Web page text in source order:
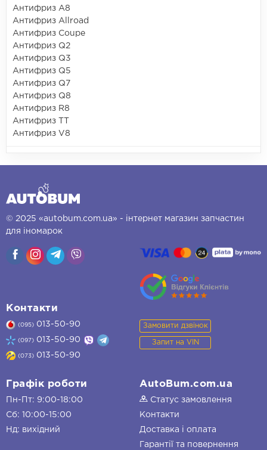
Антифриз A8
Антифриз Allroad
Антифриз Coupe
Антифриз Q2
Антифриз Q3
Антифриз Q5
Антифриз Q7
Антифриз Q8
Антифриз R8
Антифриз TT
Антифриз V8
© 2025 «autobum.com.ua» - інтернет магазин запчастин
для іномарок
Контакти
(095) 013-50-90
(097) 013-50-90
(073) 013-50-90
Замовити дзвінок
Запит на VIN
Графік роботи
Пн-Пт: 9:00-18:00
Сб: 10:00-15:00
Нд: вихідний
AutoBum.com.ua
Статус замовлення
Контакти
Доставка і оплата
Гарантії та повернення